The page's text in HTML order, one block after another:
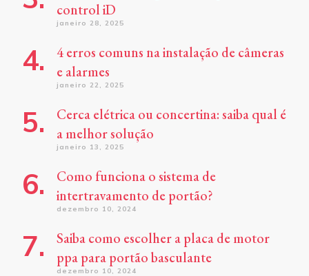
control iD
janeiro 28, 2025
4 erros comuns na instalação de câmeras
e alarmes
janeiro 22, 2025
Cerca elétrica ou concertina: saiba qual é
a melhor solução
janeiro 13, 2025
Como funciona o sistema de
intertravamento de portão?
dezembro 10, 2024
Saiba como escolher a placa de motor
ppa para portão basculante
dezembro 10, 2024